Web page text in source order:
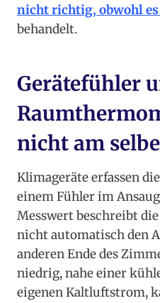
nicht richtig, obwohl
behandelt.
Gerätefühler
nicht am
Klimageräte erfassen
einem Fühler im
Messwert beschreibt
nicht automatisch den
anderen Ende des
niedrig, nahe einer
eigenen Kaltluftstrom,